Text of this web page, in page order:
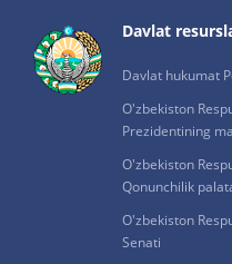
Davlat
Davlat hukumat
O'zbekiston
Prezidentining
O'zbekiston
Qonunchilik
O'zbekiston
Senati